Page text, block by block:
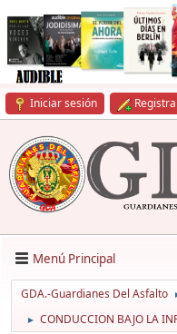
Iniciar sesión
Menú Principal
GDA.-Guardianes Del Asfalto
► CONDUCCION BAJO LA